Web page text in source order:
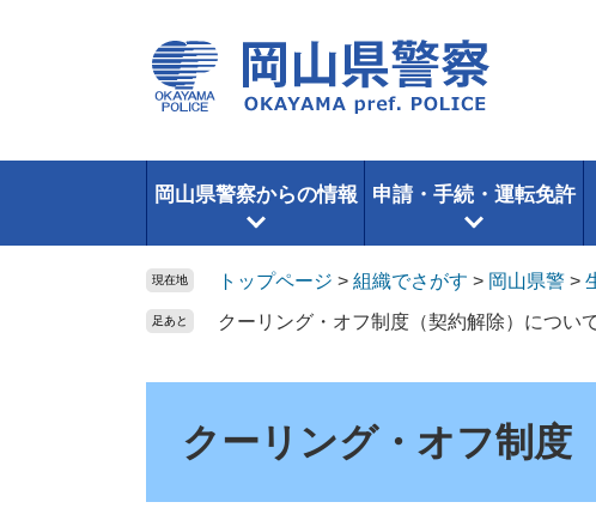
頭
飛
て
岡山県警察からの情報 申請・手続・運転免許
現在地 トップページ > 組織でさがす > 岡山県警 >
足あと クーリング・オフ制度（契約解除）につい
クーリング・オフ制度